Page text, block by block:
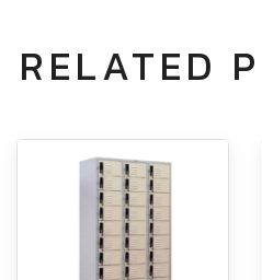
RELATED